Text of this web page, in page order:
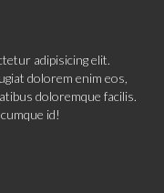
adipisicing elit.
dolorem enim eos,
doloremque facilis.
id!